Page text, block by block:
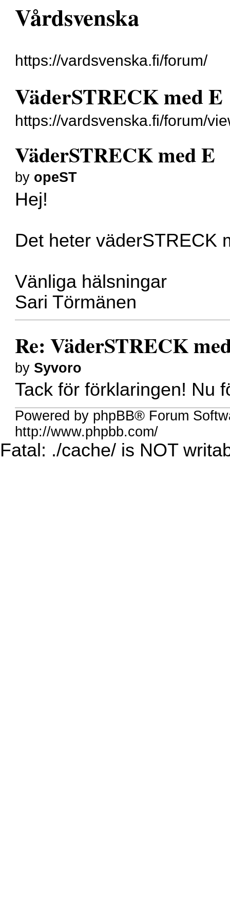
Vårdsvenska
https://vardsvenska.fi/forum/
VäderSTRECK med E
https://vardsvenska.fi/forum/
VäderSTRECK med E
by opeST
Hej!
Det heter väderSTRECK
Vänliga hälsningar
Sari Törmänen
Re: VäderSTRECK
by Syvoro
Tack för förklaringen! Nu
Powered by phpBB® Forum
http://www.phpbb.com/
Fatal: ./cache/ is NOT